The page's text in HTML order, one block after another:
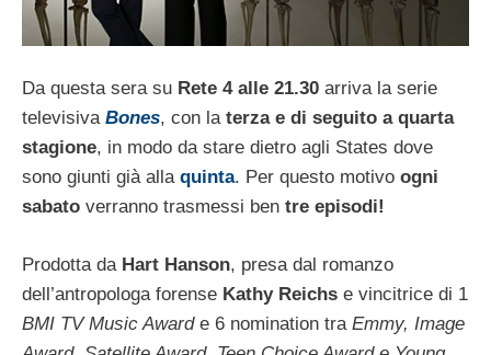
Da questa sera su Rete 4 alle 21.30 arriva la serie
televisiva Bones, con la terza e di seguito a quarta
stagione, in modo da stare dietro agli States dove
sono giunti già alla quinta. Per questo motivo ogni
sabato verranno trasmessi ben tre episodi!
Prodotta da Hart Hanson, presa dal romanzo
dell’antropologa forense Kathy Reichs e vincitrice di 1
BMI TV Music Awarde 6 nomination tra Emmy, Image